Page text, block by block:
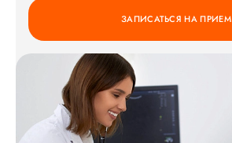
ЗАПИСАТЬСЯ НА ПРИЕМ